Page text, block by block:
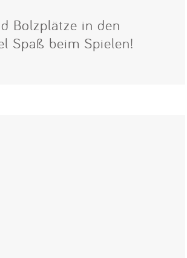
Bolzplätze in den
Spaß beim Spielen!